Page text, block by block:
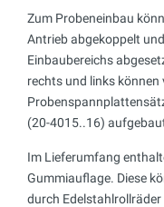
Zum Probeneinbau
Antrieb abgekoppelt
Einbaubereichs
rechts und links können
(20-4015..16)
Im Lieferumfang
Gummiauflage. Diese
durch